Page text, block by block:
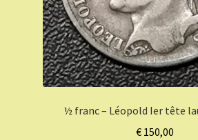
½ franc – Léopold Ier tête
€150,00